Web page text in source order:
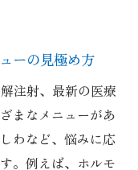
ーの見極め方
注射、最新の医療
まなメニューがあ
わなど、悩みに応
。例えば、ホルモ